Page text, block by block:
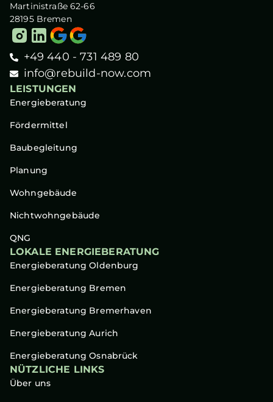
Martinistraße 62-66
28195 Bremen
+49 440 - 731 489 80
info@rebuild-now.com
LEISTUNGEN
Energieberatung
Fördermittel
Baubegleitung
Planung
Wohngebäude
Nichtwohngebäude
QNG
LOKALE ENERGIEBERATUNG
Energieberatung Oldenburg
Energieberatung Bremen
Energieberatung Bremerhaven
Energieberatung Aurich
Energieberatung Osnabrück
NÜTZLICHE LINKS
Über uns